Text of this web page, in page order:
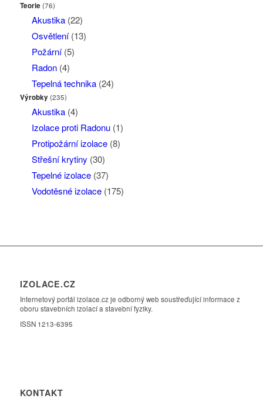
Teorie (76)
Akustika(22)
Osvětlení(13)
Požární(5)
Radon(4)
Tepelná technika(24)
Výrobky(235)
Akustika(4)
Izolace proti Radonu(1)
Protipožární izolace(8)
Střešní krytiny (30)
Tepelné izolace(37)
Vodotěsné izolace(175)
IZOLACE.CZ
Internetový portál izolace.cz je odborný web soustřeďující informace z
oboru stavebních izolací a stavební fyziky.
ISSN 1213-6395
KONTAKT